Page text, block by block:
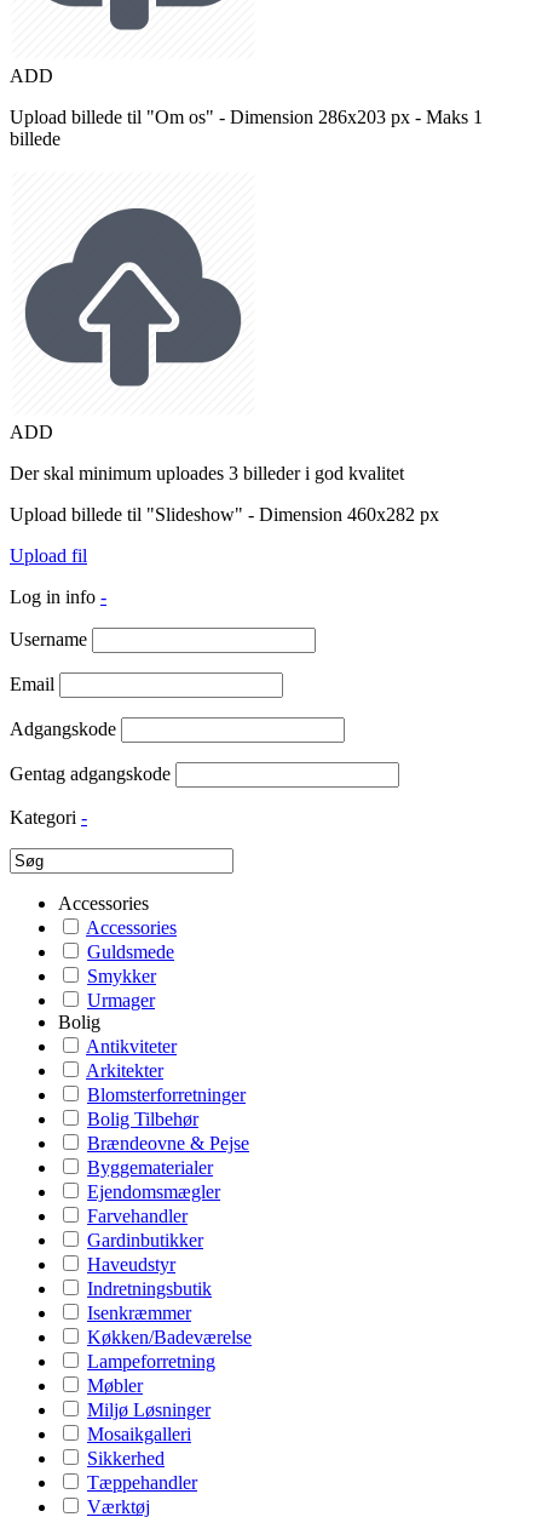
ADD
Upload billede til "Om os" - Dimension 286x203 px - Maks 1
billede
ADD
Der skal minimum uploades 3 billeder i god kvalitet
Upload billede til "Slideshow" - Dimension 460x282 px
Upload fil
Log in info -
Username
Email
Adgangskode
Gentag adgangskode
Kategori -
Accessories
Accessories
Guldsmede
Smykker
Urmager
Bolig
Antikviteter
Arkitekter
Blomsterforretninger
Bolig Tilbehør
Brændeovne & Pejse
Byggematerialer
Ejendomsmægler
Farvehandler
Gardinbutikker
Haveudstyr
Indretningsbutik
Isenkræmmer
Køkken/Badeværelse
Lampeforretning
Møbler
Miljø Løsninger
Mosaikgalleri
Sikkerhed
Tæppehandler
Værktøj